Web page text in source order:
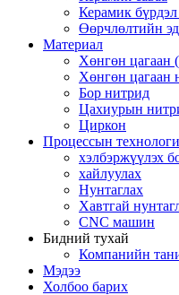
Керамик бүрдэл
Өөрчлөлтийн
Материал
Хөнгөн цагаан
Хөнгөн цагаан
Бор нитрид
Цахиурын
Циркон
Процессын технологи
хэлбэржүүлэх
хайлуулах
Нунтаглах
Хавтгай
CNC машин
Бидний тухай
Компанийн
Мэдээ
Холбоо барих